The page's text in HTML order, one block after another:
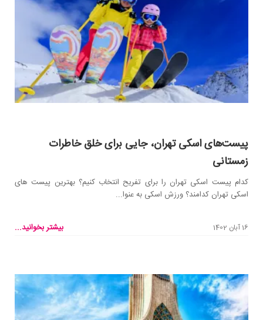
پیست‌های اسکی تهران، جایی برای خلق خاطرات
زمستانی
کدام پیست اسکی تهران را برای تفریح انتخاب کنیم؟ بهترین پیست های
اسکی تهران کدامند؟ ورزش اسکی به عنوا...
16 آبان 1402 بیشتر بخوانید...